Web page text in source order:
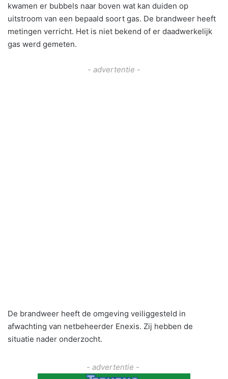
kwamen er bubbels naar boven wat kan duiden op
uitstroom van een bepaald soort gas. De brandweer heeft
metingen verricht. Het is niet bekend of er daadwerkelijk
gas werd gemeten.
- advertentie -
De brandweer heeft de omgeving veiliggesteld in
afwachting van netbeheerder Enexis. Zij hebben de
situatie nader onderzocht.
- advertentie -